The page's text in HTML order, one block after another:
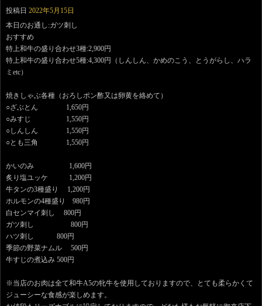
投稿日 2022年5月15日
本日のお通し:ガツ刺し
おすすめ
特上和牛の盛り合わせ3種:2,900円
特上和牛の盛り合わせ5種:4,300円（しんしん、かめのこう、とうがらし、ハラ
ミetc）
焼きしゃぶ各種（おろしポン酢又は卵黄を絡めて）
○ざぶとん 1,650円
○みすじ 1,550円
○しんしん 1,550円
○とも三角 1,550円
かいのみ 1,600円
炙り塩ユッケ 1,200円
牛タンの3種盛り 1,200円
ホルモンの4種盛り 980円
白センマイ刺し 800円
ガツ刺し 800円
ハツ刺し 800円
季節の野菜ナムル 500円
牛すじの煮込み 500円
※当店のお肉は全て和牛A5の牝牛を使用しておりますので、とても柔らかくて
ジューシーな食感が楽しめます。